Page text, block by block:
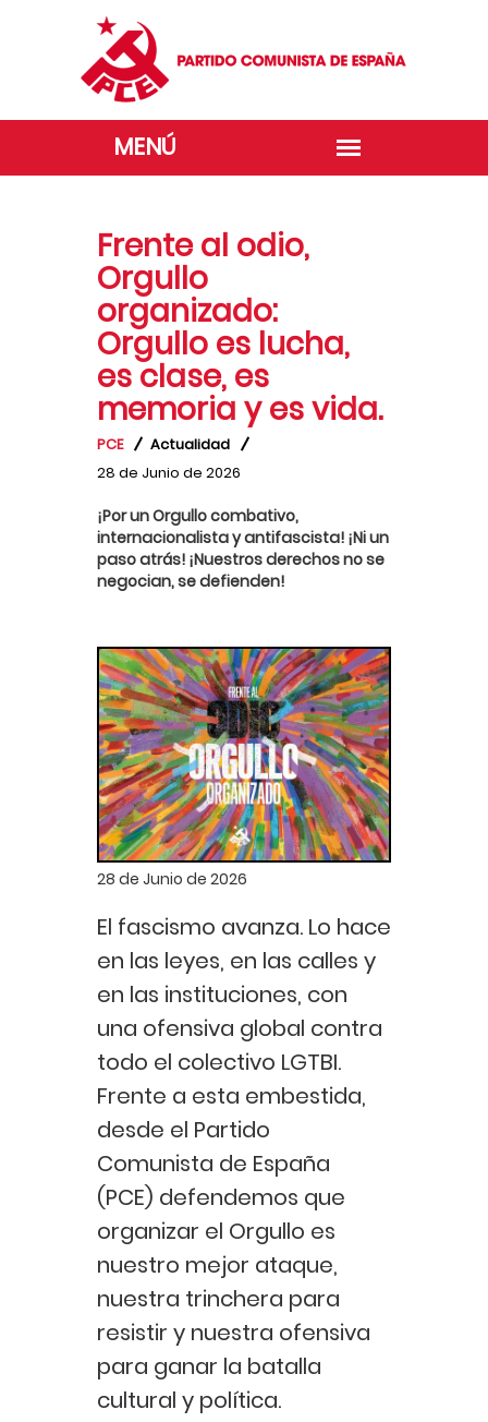
Frente al odio,
Orgullo
organizado:
Orgullo es lucha,
es clase, es
memoria y es vida.
PCE
Actualidad
28 de Junio de 2026
¡Por un Orgullo combativo,
internacionalista y antifascista! ¡Ni un
paso atrás! ¡Nuestros derechos no se
negocian, se defienden!
28 de Junio de 2026
El fascismo avanza. Lo hace
en las leyes, en las calles y
en las instituciones, con
una ofensiva global contra
todo el colectivo LGTBI.
Frente a esta embestida,
desde el Partido
Comunista de España
(PCE) defendemos que
organizar el Orgullo es
nuestro mejor ataque,
nuestra trinchera para
resistir y nuestra ofensiva
para ganar la batalla
cultural y política.